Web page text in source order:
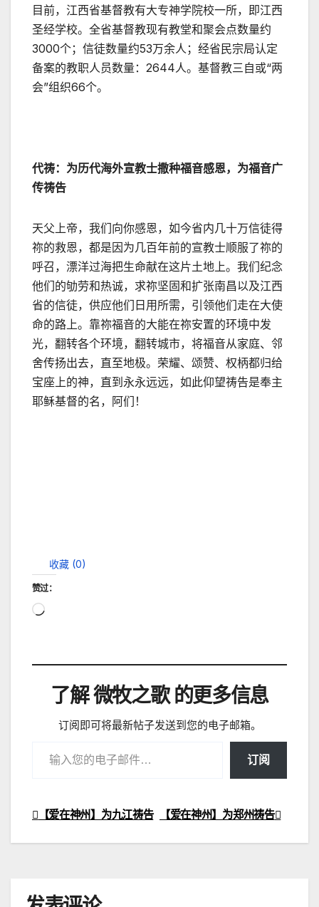
目前，江西省基督教有大专神学院校一所，即江西
圣经学校。全省基督教现有教堂和聚会点数量约
3000个；信徒数量约53万余人；经省民宗局认定
备案的教职人员数量：2644人。基督教三自或“两
会”组织66个。
代祷：为历代海外宣教士撒种福音感恩，为福音广
传祷告
天父上帝，我们向你感恩，如今省内几十万信徒得
祢的救恩，都是因为几百年前的宣教士顺服了祢的
呼召，漂洋过海把生命献在这片土地上。我们纪念
他们的劬劳和热诚，求祢坚固和扩张南昌以及江西
省的信徒，供应他们日用所需，引领他们走在大使
命的路上。靠祢福音的大能在祢安置的环境中发
光，翻转各个环境，翻转城市，将福音从家庭、邻
舍传扬出去，直至地极。荣耀、颂赞、权柄都归给
宝座上的神，直到永永远远，如此仰望祷告是奉主
耶稣基督的名，阿们！
收藏 (0)
赞过：
正
载…
了解 微牧之歌 的更多信息
订阅即可将最新帖子发送到您的电子邮箱。
订阅
文
章
【爱在神州】为郑州祷告
【爱在神州】为九江祷告